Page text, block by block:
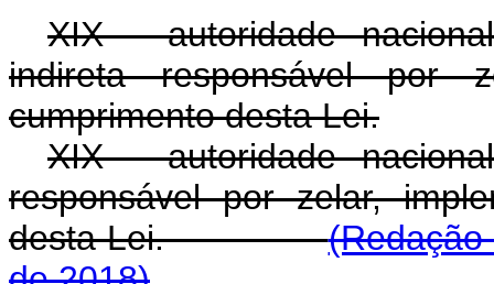
XIX - autoridade
indireta responsável por
cumprimento desta Lei.
XIX - autoridade
responsável por zelar,
desta Lei.(Redação